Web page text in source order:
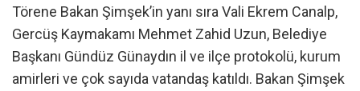
Törene Bakan Şimşek’in yanı sıra Vali Ekrem Canalp,
Gercüş Kaymakamı Mehmet Zahid Uzun, Belediye
Başkanı Gündüz Günaydın il ve ilçe protokolü, kurum
amirleri ve çok sayıda vatandaş katıldı. Bakan Şimşek